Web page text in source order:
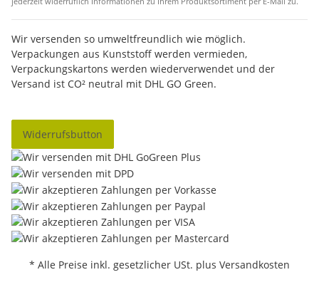
Wir versenden so umweltfreundlich wie möglich.
Verpackungen aus Kunststoff werden vermieden,
Verpackungskartons werden wiederverwendet und der
Versand ist CO² neutral mit DHL GO Green.
Widerrufsbutton
* Alle Preise inkl. gesetzlicher USt. plus Versandkosten